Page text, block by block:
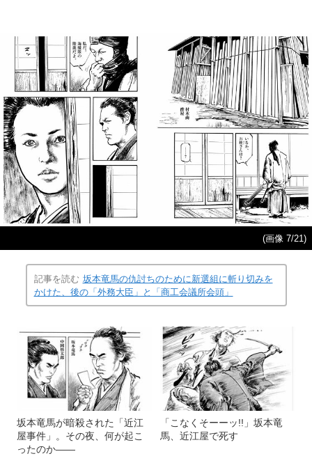
(画像 7/21)
記事を読む 坂本竜馬の仇討ちのために新選組に斬り切みを
かけた、後の「外務大臣」と「商工会議所会頭」
坂本竜馬が暗殺された「近江
屋事件」。その夜、何が起こ
ったのか――
「こなくそーーッ!!」坂本竜
馬、近江屋で死す